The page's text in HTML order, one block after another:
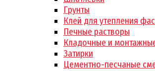
Грунты
Клей для утепления
Печные растворы
Кладочные и
Затирки
Цементно-песчаные